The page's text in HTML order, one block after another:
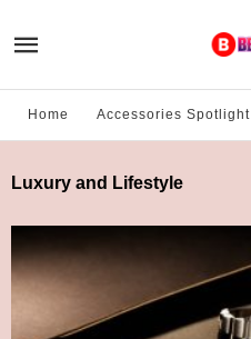
Home Accessories Spotlight
Luxury and Lifestyle